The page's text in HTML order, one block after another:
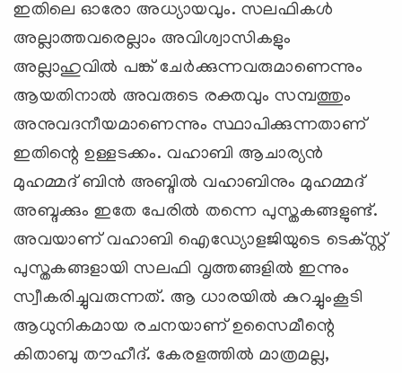
ഇതിലെ ഓരോ അധ്യായവും. സലഫികള്‍
അല്ലാത്തവരെല്ലാം അവിശ്വാസികളും
അല്ലാഹുവില്‍ പങ്ക് ചേര്‍ക്കുന്നവരുമാണെന്നും
ആയതിനാല്‍ അവരുടെ രക്തവും സമ്പത്തും
അനുവദനീയമാണെന്നും സ്ഥാപിക്കുന്നതാണ്
ഇതിന്റെ ഉള്ളടക്കം. വഹാബി ആചാര്യന്‍
മുഹമ്മദ് ബിന്‍ അബ്ദില്‍ വഹാബിനും മുഹമ്മദ്
അബ്ദക്കും ഇതേ പേരില്‍ തന്നെ പുസ്തകങ്ങളുണ്ട്.
അവയാണ് വഹാബി ഐഡ്യോളജിയുടെ ടെക്‌സ്റ്റ്
പുസ്തകങ്ങളായി സലഫി വൃത്തങ്ങളില്‍ ഇന്നും
സ്വീകരിച്ചുവരുന്നത്. ആ ധാരയില്‍ കുറച്ചുംകൂടി
ആധുനികമായ രചനയാണ് ഉസൈമീന്റെ
കിതാബു തൗഹീദ്. കേരളത്തില്‍ മാത്രമല്ല,